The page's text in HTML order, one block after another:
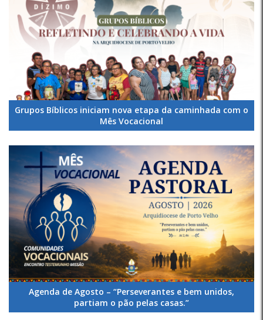
Grupos Bíblicos iniciam nova etapa da caminhada com o
Mês Vocacional
Agenda de Agosto – “Perseverantes e bem unidos,
partiam o pão pelas casas.”